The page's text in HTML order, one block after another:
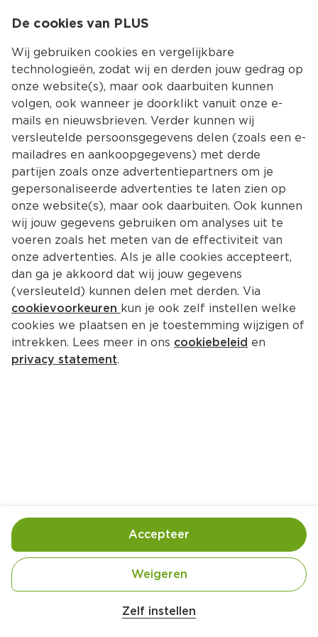
Kies jouw
Ingrediënten Bereiding
De cookies van PLUS
Wij gebruiken cookies en vergelijkbare
technologieën, zodat wij en derden jouw gedrag op
onze website(s), maar ook daarbuiten kunnen
volgen, ook wanneer je doorklikt vanuit onze e-
mails en nieuwsbrieven. Verder kunnen wij
versleutelde persoonsgegevens delen (zoals een e-
mailadres en aankoopgegevens) met derde
partijen zoals onze advertentiepartners om je
gepersonaliseerde advertenties te laten zien op
onze website(s), maar ook daarbuiten. Ook kunnen
wij jouw gegevens gebruiken om analyses uit te
voeren zoals het meten van de effectiviteit van
onze advertenties. Als je alle cookies accepteert,
dan ga je akkoord dat wij jouw gegevens
(versleuteld) kunnen delen met derden. Via
cookievoorkeuren kun je ook zelf instellen welke
cookies we plaatsen en je toestemming wijzigen of
intrekken. Lees meer in ons cookiebeleid en
privacy statement.
Zelf instellen
Weigeren
Accepteer